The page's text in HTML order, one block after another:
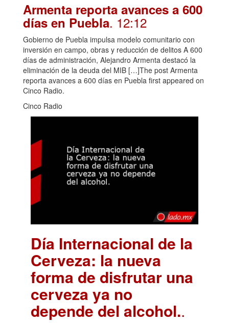
Armenta reporta avances a 600
días en Puebla. 12:12
Gobierno de Puebla impulsa modelo comunitario con
inversión en campo, obras y reducción de delitos A 600
días de administración, Alejandro Armenta destacó la
eliminación de la deuda del MIB […]The post Armenta
reporta avances a 600 días en Puebla first appeared on
Cinco Radio.
Cinco Radio
Día Internacional de la
Cerveza: la nueva
forma de disfrutar una
cerveza ya no
depende del alcohol..